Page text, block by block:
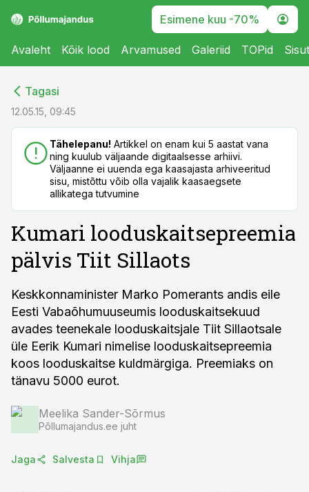
Esimene kuu -70%
Avaleht Kõik lood Arvamused Galeriid TOPid
Tagasi
12.05.15, 09:45
Tähelepanu! Artikkel on enam kui 5 aastat vana
ning kuulub väljaande digitaalsesse arhiivi.
Väljaanne ei uuenda ega kaasajasta arhiveeritud
sisu, mistõttu võib olla vajalik kaasaegsete
allikatega tutvumine
Kumari looduskaitsepreemia
pälvis Tiit Sillaots
Keskkonnaminister Marko Pomerants andis eile
Eesti Vabaõhumuuseumis looduskaitsekuud
avades teenekale looduskaitsjale Tiit Sillaotsale
üle Eerik Kumari nimelise looduskaitsepreemia
koos looduskaitse kuldmärgiga. Preemiaks on
tänavu 5000 eurot.
Meelika Sander-Sõrmus
Põllumajandus.ee juht
Jaga Salvesta Vihja